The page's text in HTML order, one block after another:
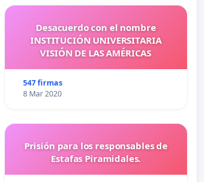
Desacuerdo con el nombre
INSTITUCIÓN UNIVERSITARIA
VISIÓN DE LAS AMÉRICAS
547 firmas
8 Mar 2020
Prisión para los responsables de
Estafas Piramidales.